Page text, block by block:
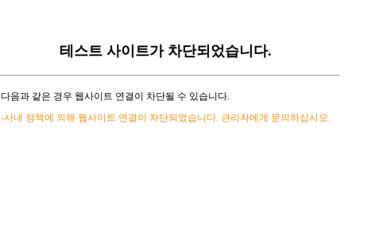
테스트 사이트가 차단되었습니다.
다음과 같은 경우 웹사이트 연결이 차단될 수 있습니다.
-사내 정책에 의해 웹사이트 연결이 차단되었습니다. 관리자에게 문의하십시오.